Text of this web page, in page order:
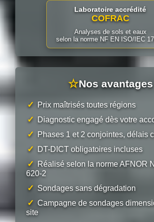
Laboratoire accrédité
COFRAC
Analyses de sols et eaux
selon la norme NF EN ISO/IEC
☆Nos avantages
✓ Prix maîtrisés toutes régions
✓ Diagnostic engagé dès votre
✓ Phases 1 et 2 conjointes, délais
✓ DT-DICT obligatoires incluses
✓
Réalisé selon la norme AFNOR
620-2
✓ Sondages sans dégradation
✓ Campagne de sondages
site